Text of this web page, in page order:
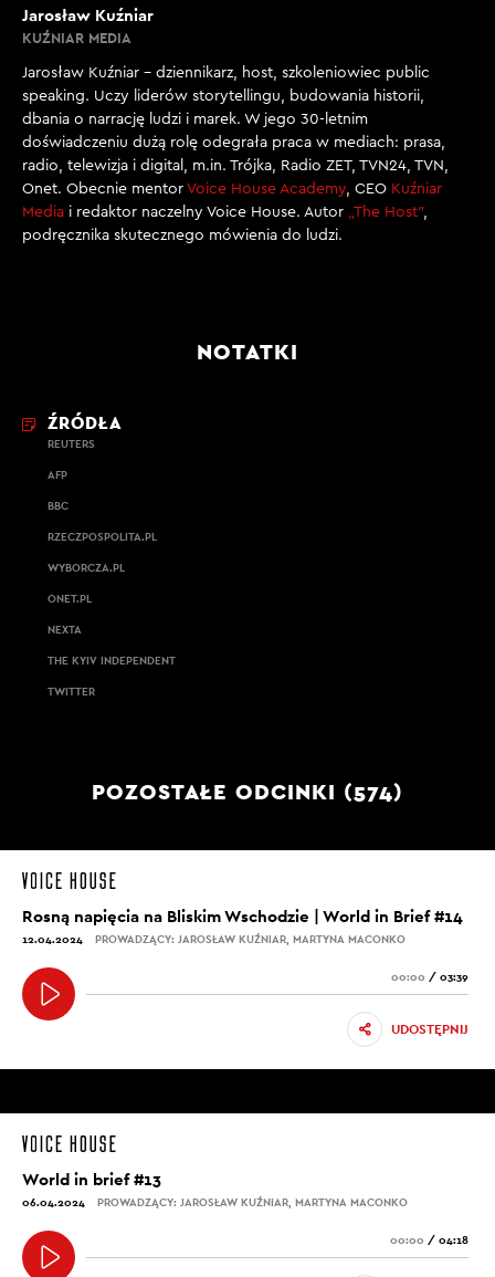
Jarosław Kuźniar
KUŹNIAR MEDIA
Jarosław Kuźniar – dziennikarz, host, szkoleniowiec public
speaking. Uczy liderów storytellingu, budowania historii,
dbania o narrację ludzi i marek. W jego 30-letnim
doświadczeniu dużą rolę odegrała praca w mediach: prasa,
radio, telewizja i digital, m.in. Trójka, Radio ZET, TVN24, TVN,
Onet. Obecnie mentor Voice House Academy, CEO Kuźniar
Media i redaktor naczelny Voice House. Autor „The Host”,
podręcznika skutecznego mówienia do ludzi.
NOTATKI
ŹRÓDŁA
REUTERS
AFP
BBC
RZECZPOSPOLITA.PL
WYBORCZA.PL
ONET.PL
NEXTA
THE KYIV INDEPENDENT
TWITTER
POZOSTAŁE ODCINKI (574)
Rosną napięcia na Bliskim Wschodzie | World in Brief #14
12.04.2024 PROWADZĄCY: JAROSŁAW KUŹNIAR, MARTYNA MACONKO
00:00 / 03:39
UDOSTĘPNIJ
World in brief #13
06.04.2024 PROWADZĄCY: JAROSŁAW KUŹNIAR, MARTYNA MACONKO
00:00 / 04:18